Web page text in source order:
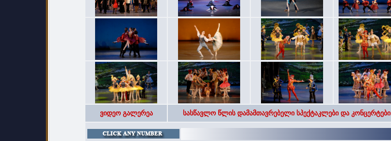
ვიდეო გალერეა სასწავლო წლის დამამთავრებელი სპექტაკლები და კონცერტები